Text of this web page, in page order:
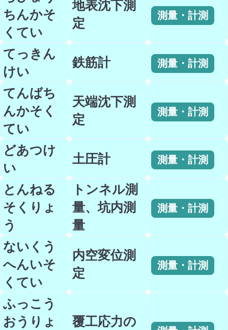
ちんかそ
くてい
地表沈下測
定
測量・計測
てっきん
けい
鉄筋計 測量・計測
てんばち
んかそく
てい
天端沈下測
定
測量・計測
どあつけ
い
土圧計 測量・計測
とんねる
そくりょ
う
トンネル測
量、坑内測
量
測量・計測
ないくう
へんいそ
くてい
内空変位測
定
測量・計測
ふっこう
おうりょ
覆工応力の